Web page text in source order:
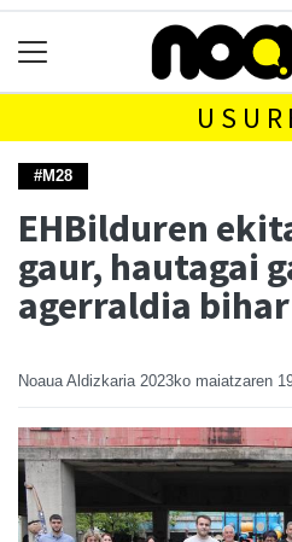
#M28
EHBilduren
gaur, hautagai
agerraldia bihar
Noaua Aldizkaria 2023ko maiatzaren